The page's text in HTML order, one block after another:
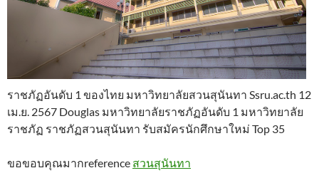
ราชภัฏอันดับ 1 ของไทย มหาวิทยาลัยสวนสุนันทา Ssru.ac.th 12
เม.ย. 2567 Douglas มหาวิทยาลัยราชภัฏอันดับ 1 มหาวิทยาลัย
ราชภัฏ ราชภัฏสวนสุนันทา รับสมัครนักศึกษาใหม่ Top 35
ขอขอบคุณมากreference สวนสุนันทา